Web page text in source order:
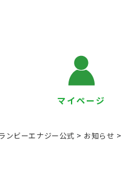
マイページ
ンビーエナジー公式 > お知らせ >